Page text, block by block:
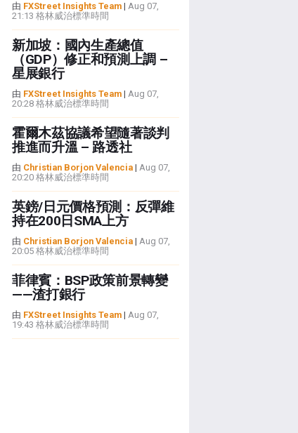
由 FXStreet Insights Team| Aug 07,
21:13 格林威治標準時間
新加坡：國內生產總值
（GDP）修正和預測上調 –
星展銀行
由 FXStreet Insights Team| Aug 07,
20:28 格林威治標準時間
霍爾木茲協議希望隨著談判
推進而升溫 – 路透社
由 Christian Borjon Valencia| Aug 07,
20:20 格林威治標準時間
英鎊/日元價格預測：反彈維
持在200日SMA上方
由 Christian Borjon Valencia| Aug 07,
20:05 格林威治標準時間
菲律賓：BSP政策前景轉變
——渣打銀行
由 FXStreet Insights Team| Aug 07,
19:43 格林威治標準時間